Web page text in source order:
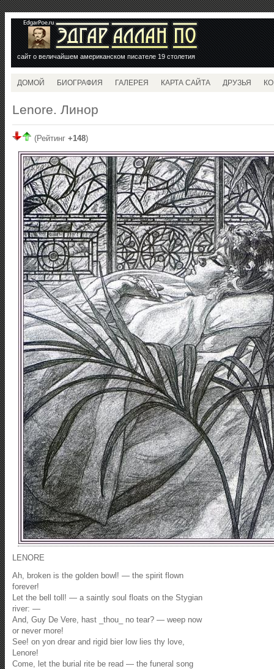
сайт о величайшем американском писателе 19 столетия
ДОМОЙ БИОГРАФИЯ ГАЛЕРЕЯ КАРТА САЙТА ДРУЗЬЯ
Lenore. Линор
(Рейтинг +148)
LENORE
Ah, broken is the golden bowl! — the spirit flown
forever!
Let the bell toll! — a saintly soul floats on the Stygian
river: —
And, Guy De Vere, hast _thou_ no tear? — weep now
or never more!
See! on yon drear and rigid bier low lies thy love,
Lenore!
Come, let the burial rite be read — the funeral song